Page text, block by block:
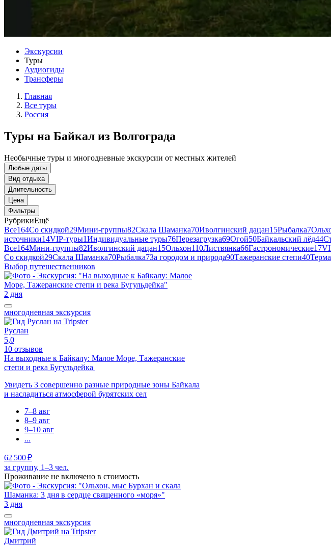
Экскурсии
Туры
Аудиогиды
Трансферы
Главная
Все туры
Россия
Туры на Байкал из Волгограда
Необычные туры и многодневные экскурсии от местных жителей
Любые даты
Вид отдыха
Длительность
Цена
Фильтры
РубрикиЕщё
Все164Со скидкой29Мини-группы82Скала Шаманка70Иволгинский дацан15Рыбалка7
источники14VIP-туры1Индивидуальные туры76Перезагрузка69Огой50Байкальский лёд44
Все164Мини-группы82Иволгинский дацан15Ольхон110Листвянка66Гастрономические17
Со скидкой29Скала Шаманка70Рыбалка7За городом и природа90Тажеранские степи40
Выбор путешественников
2 дня
многодневная экскурсия
Руслан
5,0
10 отзывов
На выходные к Байкалу: Малое Море, Тажеранские
степи и река Бугульдейка
Увидеть 3 совершенно разные природные зоны Байкала
и насладиться атмосферой бурятских сел
7–8 авг
8–9 авг
9–10 авг
...
62 500 ₽
за группу, 1–3 чел.
Проживание не включено в стоимость
3 дня
многодневная экскурсия
Дмитрий